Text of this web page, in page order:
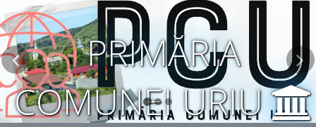
PRIMĂRIA
COMUNEI URIU